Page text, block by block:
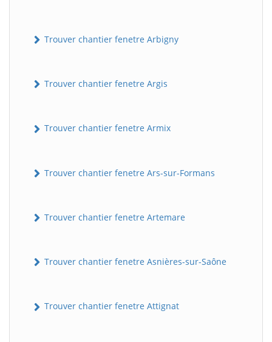
Trouver chantier fenetre Arbigny
Trouver chantier fenetre Argis
Trouver chantier fenetre Armix
Trouver chantier fenetre Ars-sur-Formans
Trouver chantier fenetre Artemare
Trouver chantier fenetre Asnières-sur-Saône
Trouver chantier fenetre Attignat